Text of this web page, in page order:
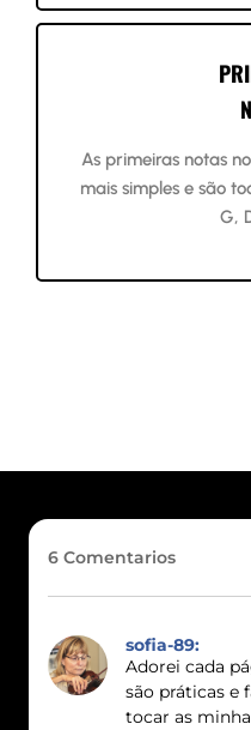
As primeiras notas
mais simples e são
G,
6 Comentarios
sofia-89:
Adorei cada
são práticas e
tocar as